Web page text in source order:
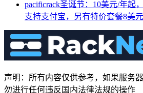
pacificrack圣诞节：10美元/年起
支持支付宝，另有特价套餐8美
声明：所有内容仅供参考，如果服务
勿进行任何违反国内法律法规的操作